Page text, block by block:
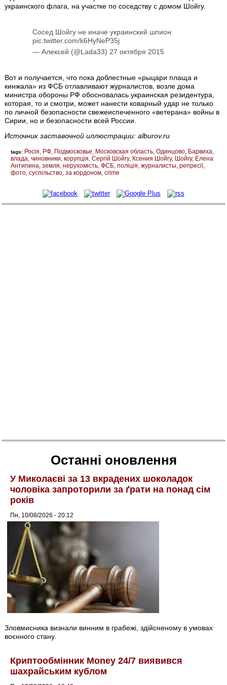
украинского флага, на участке по соседству с домом Шойгу.
Сосед Шойгу не иначе украинский шпион
pic.twitter.com/k6HyNeP35j
— Алексей (@Lada33) 27 октября 2015
Вот и получается, что пока доблестные «рыцари плаща и
кинжала» из ФСБ отлавливают журналистов, возле дома
министра обороны РФ обосновалась украинская резидентура,
которая, то и смотри, может нанести коварный удар не только
по личной безопасности свежеиспеченного «ветерана» войны в
Сирии, но и безопасности всей России.
Источник заставочной иллюстрации: alburov.ru
tags: Росія РФ Подмосковье Московская область Одинцово Барвиха
влада чиновники корупція Сергій Шойгу Ксения Шойгу Шойгу Елена
Антипина земля нерухомість ФСБ поліція журналисты репресії
фото суспільство за кордоном crime
Останні оновлення
У Миколаєві за 13 вкрадених шоколадок
чоловіка запроторили за ґрати на понад сім
років
Пн, 10/08/2026 - 20:12
Зловмисника визнали винним в грабежі, здійсненому в умовах
воєнного стану.
Криптообмінник Money 24/7 виявився
шахрайським кублом